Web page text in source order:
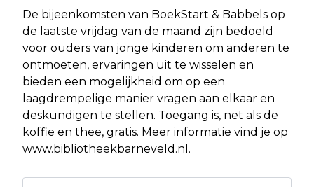
De bijeenkomsten van BoekStart & Babbels op
de laatste vrijdag van de maand zijn bedoeld
voor ouders van jonge kinderen om anderen te
ontmoeten, ervaringen uit te wisselen en
bieden een mogelijkheid om op een
laagdrempelige manier vragen aan elkaar en
deskundigen te stellen. Toegang is, net als de
koffie en thee, gratis. Meer informatie vind je op
www.bibliotheekbarneveld.nl.